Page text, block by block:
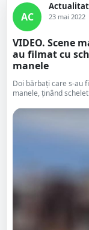
AC 23 mai 2022
VIDEO. Scene
au filmat cu
manele
Doi bărbați care s-au
manele, ținând